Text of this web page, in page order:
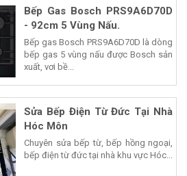
Bếp Gas Bosch PRS9A6D70D
- 92cm 5 Vùng Nấu.
Bếp gas Bosch PRS9A6D70D là dòng
bếp gas 5 vùng nấu được Bosch sản
xuất, vơi bề...
Sửa Bếp Điện Từ Đức Tại Nhà
Hóc Môn
Chuyên sửa bếp từ, bếp hồng ngoại,
bếp điện từ đức tại nhà khu vực Hóc...